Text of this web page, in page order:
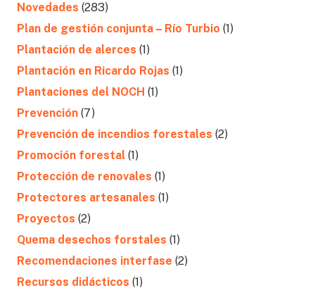
Novedades (283)
Plan de gestión conjunta – Río Turbio (1)
Plantación de alerces (1)
Plantación en Ricardo Rojas (1)
Plantaciones del NOCH (1)
Prevención (7)
Prevención de incendios forestales (2)
Promoción forestal (1)
Protección de renovales (1)
Protectores artesanales (1)
Proyectos (2)
Quema desechos forstales (1)
Recomendaciones interfase (2)
Recursos didácticos (1)